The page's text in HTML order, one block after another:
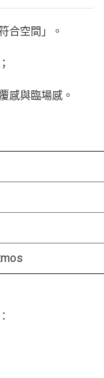
合空間」。
感與臨場感。